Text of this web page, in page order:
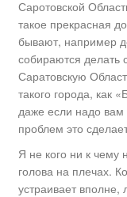
Саротовской
такое прекрасная
бывают, например
собираются делать
Саратовскую
такого города, как
даже если надо вам
проблем это
Я не кого ни к чему
голова на плечах.
устраивает